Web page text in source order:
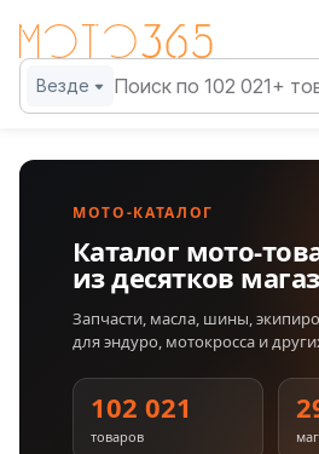
Везде
МОТО-КАТАЛОГ
Каталог мото-
из десятков
Запчасти, масла, шины,
для эндуро, мотокросса и
102 021
товаров